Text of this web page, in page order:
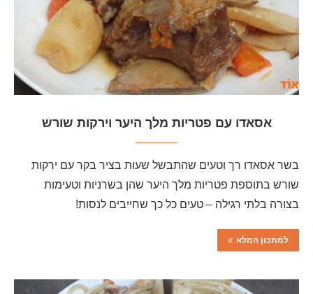
אסאדו עם פטריות מלך היער וירקות שורש
בשר אסאדו רך וטעים שהתבשל שעות בציר בקר עם ירקות
שורש בתוספת פטריות מלך היער שהן בשרניות וטעימות
בצורה בלתי רגילה – טעים כל כך שחייבים לנסות!
למתכון המלא